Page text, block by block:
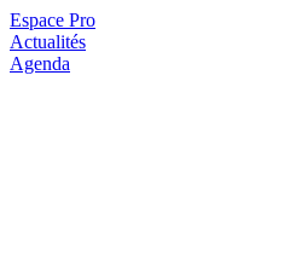
Espace Pro
Actualités
Agenda